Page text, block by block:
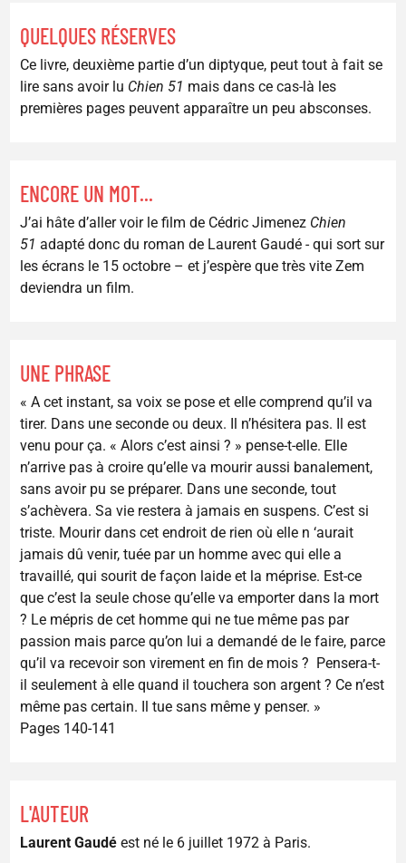
QUELQUES RÉSERVES
Ce livre, deuxième partie d’un diptyque, peut tout à fait se
lire sans avoir lu Chien 51 mais dans ce cas-là les
premières pages peuvent apparaître un peu absconses.
ENCORE UN MOT...
J’ai hâte d’aller voir le film de Cédric Jimenez Chien
51 adapté donc du roman de Laurent Gaudé - qui sort sur
les écrans le 15 octobre – et j’espère que très vite Zem
deviendra un film.
UNE PHRASE
« A cet instant, sa voix se pose et elle comprend qu’il va
tirer. Dans une seconde ou deux. Il n’hésitera pas. Il est
venu pour ça. « Alors c’est ainsi ? » pense-t-elle. Elle
n’arrive pas à croire qu’elle va mourir aussi banalement,
sans avoir pu se préparer. Dans une seconde, tout
s’achèvera. Sa vie restera à jamais en suspens. C’est si
triste. Mourir dans cet endroit de rien où elle n ‘aurait
jamais dû venir, tuée par un homme avec qui elle a
travaillé, qui sourit de façon laide et la méprise. Est-ce
que c’est la seule chose qu’elle va emporter dans la mort
? Le mépris de cet homme qui ne tue même pas par
passion mais parce qu’on lui a demandé de le faire, parce
qu’il va recevoir son virement en fin de mois ? Pensera-t-
il seulement à elle quand il touchera son argent ? Ce n’est
même pas certain. Il tue sans même y penser. »
Pages 140-141
L'AUTEUR
Laurent Gaudéest né le 6 juillet 1972 à Paris.